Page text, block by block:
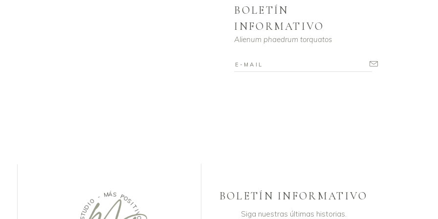
BOLETÍN
INFORMATIVO
Alienum phaedrum torquatos
- MÁ S
POS
I
T
I
E
S
T
UD
I O BOLETÍN INFORMATIVO
Siga nuestras últimas historias.